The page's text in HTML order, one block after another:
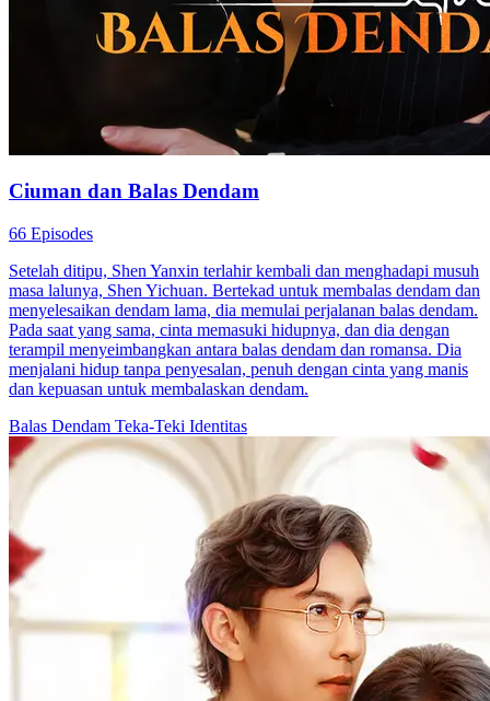
Ciuman dan Balas Dendam
66 Episodes
Setelah ditipu, Shen Yanxin terlahir kembali dan menghadapi musuh
masa lalunya, Shen Yichuan. Bertekad untuk membalas dendam dan
menyelesaikan dendam lama, dia memulai perjalanan balas dendam.
Pada saat yang sama, cinta memasuki hidupnya, dan dia dengan
terampil menyeimbangkan antara balas dendam dan romansa. Dia
menjalani hidup tanpa penyesalan, penuh dengan cinta yang manis
dan kepuasan untuk membalaskan dendam.
Balas Dendam Teka-Teki Identitas